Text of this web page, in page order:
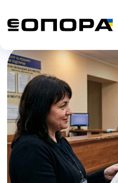
Головна| Блог |